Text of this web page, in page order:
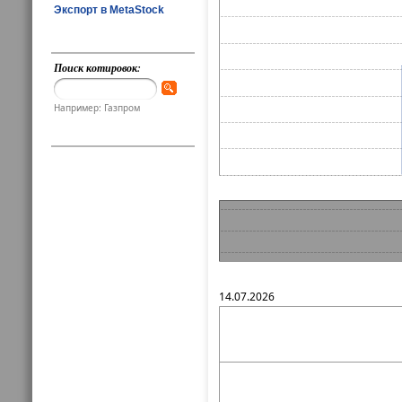
Экспорт в MetaStock
Поиск котировок:
Например: Газпром
14.07.2026